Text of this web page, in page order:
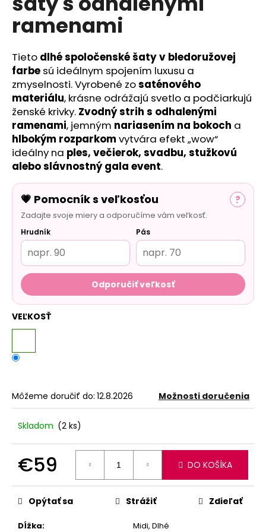
ramenami
Tieto dlhé spoločenské šaty v bledoružovej
farbe sú ideálnym spojením luxusu a
zmyselnosti. Vyrobené zosaténového
materiálu, krásne odrážajú svetlo a podčiarkujú
ženské krivky. Zvodný strih s odhalenými
ramenami, jemným nariasením na bokoch a
hlbokým rozparkom vytvára efekt „wow“
ideálny na ples, večierok, svadbu, stužkovú
alebo slávnostný gala event.
💗 Pomocník s veľkosťou ?
Zadajte svoje miery a odporučíme vám veľkosť.
Hrudník Pás
Odporučiť veľkosť
VEĽKOSŤ
Môžeme doručiť do: 12.8.2026 Možnosti doručenia
Skladom (2 ks)
€59 DO KOŠÍKA
Dĺžka: Midi, Dlhé
Opýtať sa Strážiť Zdieľať
a
m